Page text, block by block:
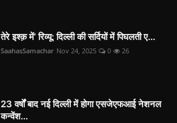
तेरे इश्क़ में’ रिव्यू: दिल्ली की सर्दियों में पिघलती ए...
SaahasSamachar Nov 24, 2025 0 26
23 वर्षों बाद नई दिल्ली में होगा एसजेएफआई नेशनल
कन्वेंश...